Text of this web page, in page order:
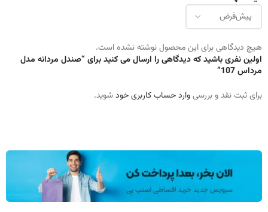
هیچ دیدگاهی برای این محصول نوشته نشده است.
اولین نفری باشید که دیدگاهی را ارسال می کنید برای “صندل مردانه مدل
مرداس 107”
برای ثبت نقد و بررسیوارد حساب کاربری خودشوید.